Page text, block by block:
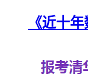
《近十